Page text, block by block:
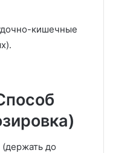
кишечные
до